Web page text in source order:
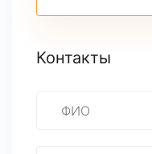
Контакты